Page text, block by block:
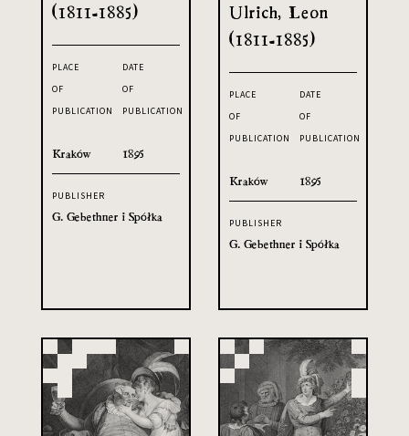
(1811-1885)
PLACE
OF
PUBLICATION
Kraków
DATE
OF
PUBLICATION
1895
PUBLISHER
G. Gebethner i Spółka
Ulrich, Leon
(1811-1885)
PLACE
OF
PUBLICATION
Kraków
DATE
OF
PUBLICATION
1895
PUBLISHER
G. Gebethner i Spółka